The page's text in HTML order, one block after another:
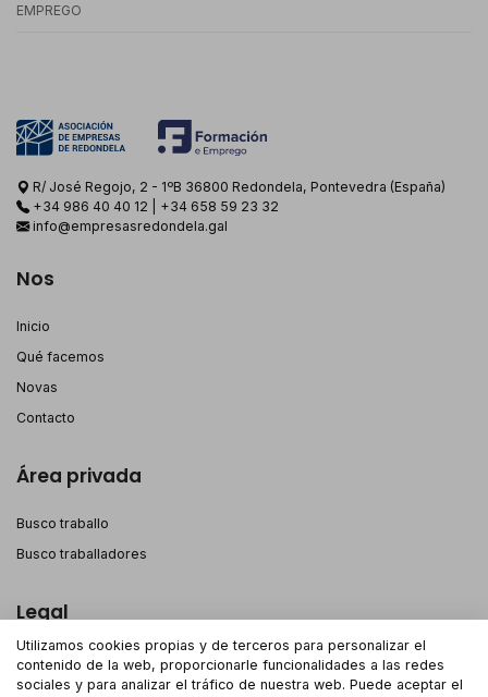
EMPREGO
R/ José Regojo, 2 - 1ºB 36800 Redondela, Pontevedra (España)
+34 986 40 40 12
+34 658 59 23 32
info@empresasredondela.gal
Nos
Inicio
Qué facemos
Novas
Contacto
Área privada
Busco traballo
Busco traballadores
Legal
Aviso legal
Política de privacidade
Utilizamos cookies propias y de terceros para personalizar el
contenido de la web, proporcionarle funcionalidades a las redes
sociales y para analizar el tráfico de nuestra web. Puede aceptar el